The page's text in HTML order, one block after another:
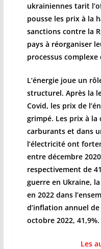
ukrainiennes tarit
pousse les prix à la
sanctions contre la
pays à réorganiser
processus
L’énergie joue un
structurel. Après la
Covid, les prix de
grimpé. Les prix à la
carburants et dans
l’électricité ont
entre décembre
respectivement de
guerre en Ukraine,
en 2022 dans
d’inflation annuel
octobre 2022, 41,9%.
Les